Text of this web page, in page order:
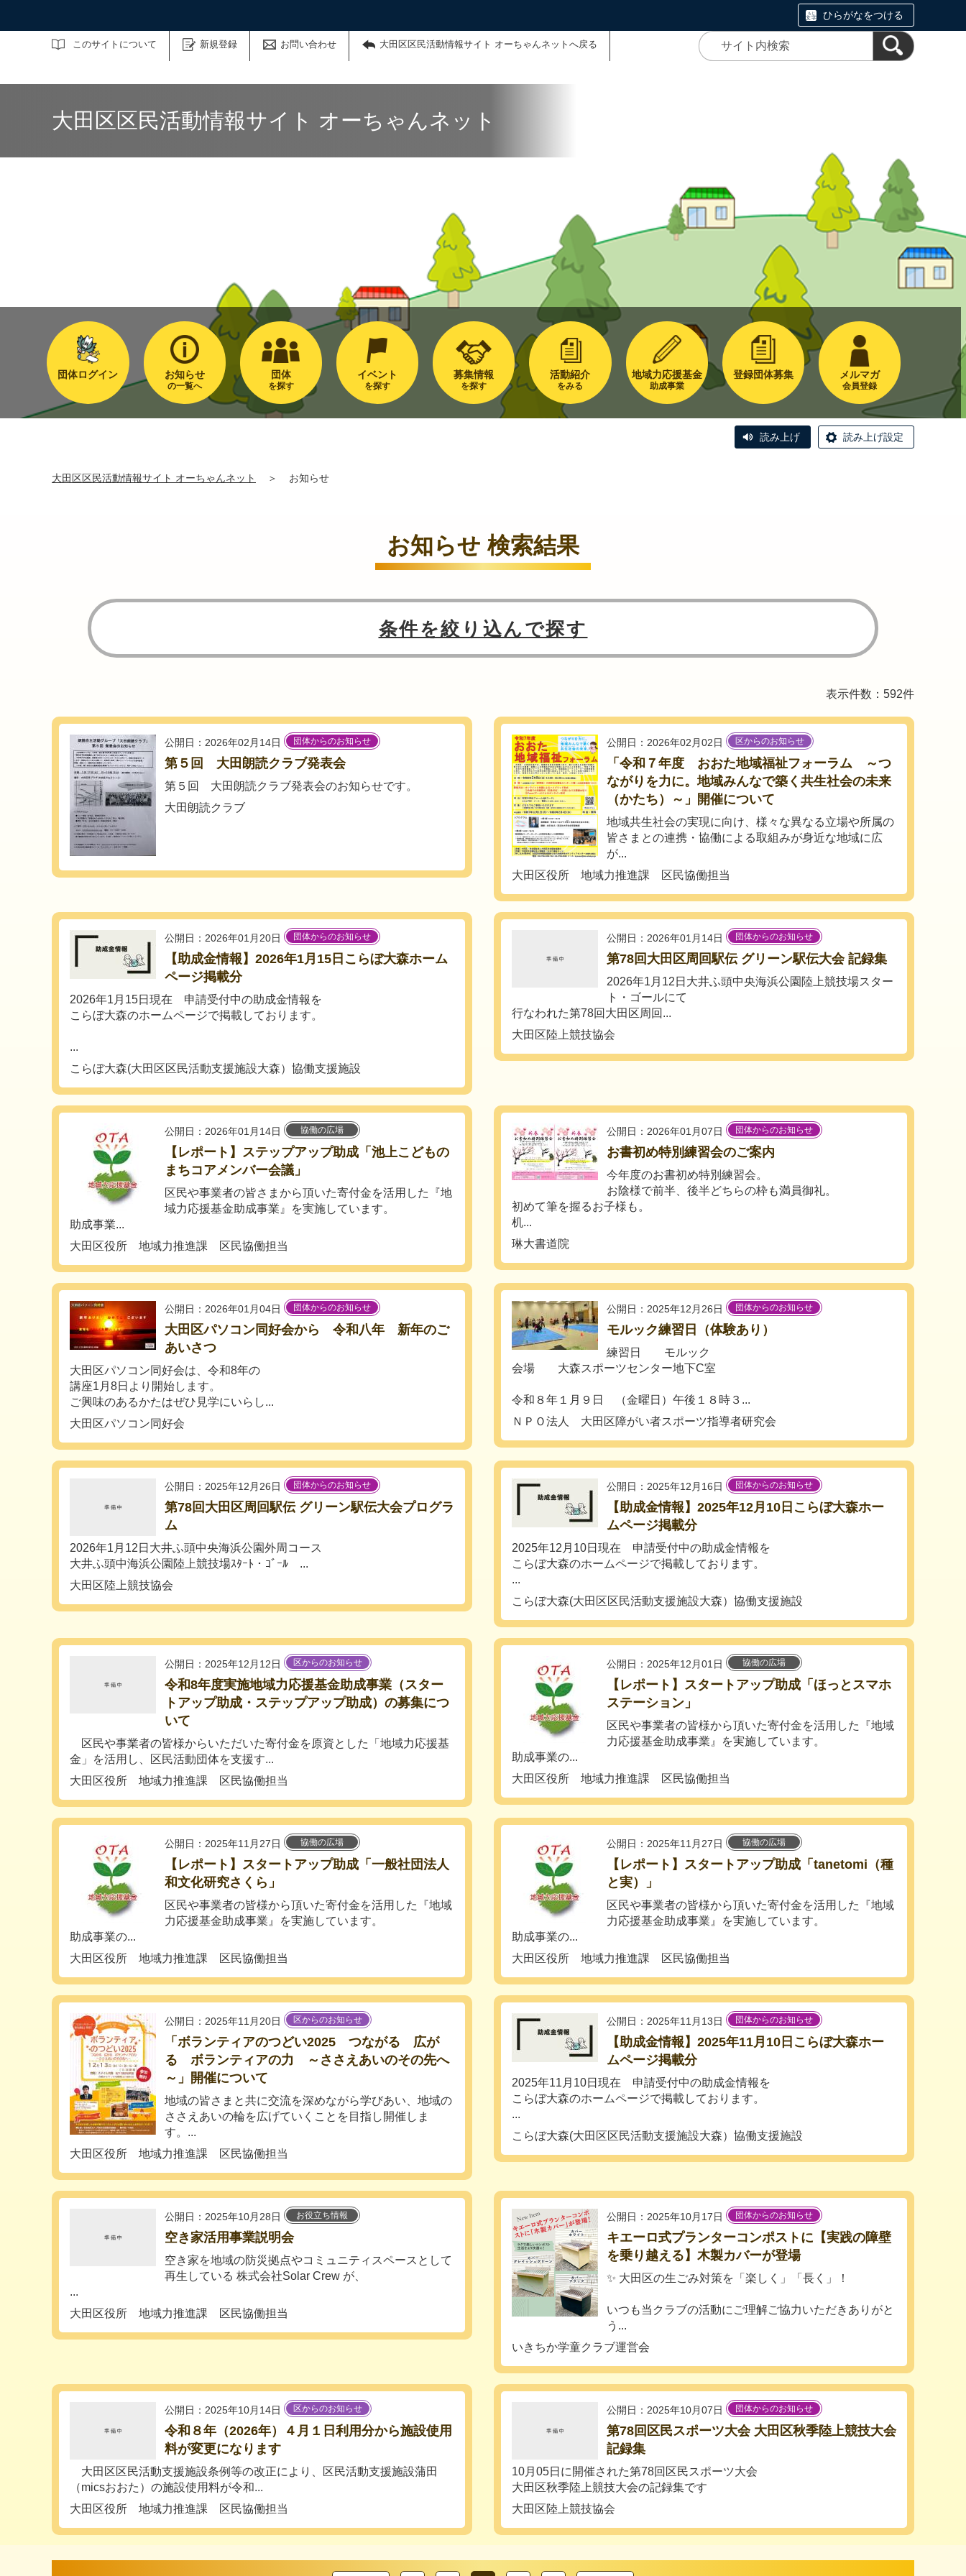
ひらがなをつける
このサイトについて 新規登録 お問い合わせ 大田区区民活動情報サイト オーちゃんネットへ戻る
サイト内検索
大田区区民活動情報サイト オーちゃんネット
団体ログイン お知らせ
の一覧へ
団体
を探す
イベント
を探す
募集情報
を探す
活動紹介
をみる
地域力応援基金
助成事業
登録団体募集 メルマガ
会員登録
読み上げ 読み上げ設定
大田区区民活動情報サイト オーちゃんネット ＞ お知らせ
お知らせ 検索結果
条件を絞り込んで探す
表示件数：592件
公開日：2026年02月14日 団体からのお知らせ
第５回 大田朗読クラブ発表会
第５回 大田朗読クラブ発表会のお知らせです。
大田朗読クラブ
公開日：2026年02月02日 区からのお知らせ
「令和７年度 おおた地域福祉フォーラム ～つ
ながりを力に。地域みんなで築く共生社会の未来
（かたち）～」開催について
地域共生社会の実現に向け、様々な異なる立場や所属の
皆さまとの連携・協働による取組みが身近な地域に広
が...
大田区役所 地域力推進課 区民協働担当
公開日：2026年01月20日 団体からのお知らせ
【助成金情報】2026年1月15日こらぼ大森ホーム
ページ掲載分
2026年1月15日現在 申請受付中の助成金情報を
こらぼ大森のホームページで掲載しております。
...
こらぼ大森(大田区区民活動支援施設大森）協働支援施設
公開日：2026年01月14日 団体からのお知らせ
第78回大田区周回駅伝 グリーン駅伝大会 記録集
2026年1月12日大井ふ頭中央海浜公園陸上競技場スター
ト・ゴールにて
行なわれた第78回大田区周回...
大田区陸上競技協会
公開日：2026年01月14日 協働の広場
【レポート】ステップアップ助成「池上こどもの
まちコアメンバー会議」
区民や事業者の皆さまから頂いた寄付金を活用した『地
域力応援基金助成事業』を実施しています。
助成事業...
大田区役所 地域力推進課 区民協働担当
公開日：2026年01月07日 団体からのお知らせ
お書初め特別練習会のご案内
今年度のお書初め特別練習会。
お陰様で前半、後半どちらの枠も満員御礼。
初めて筆を握るお子様も。
机...
琳大書道院
公開日：2026年01月04日 団体からのお知らせ
大田区パソコン同好会から 令和八年 新年のご
あいさつ
大田区パソコン同好会は、令和8年の
講座1月8日より開始します。
ご興味のあるかたはぜひ見学にいらし...
大田区パソコン同好会
公開日：2025年12月26日 団体からのお知らせ
モルック練習日（体験あり）
練習日 モルック
会場 大森スポーツセンター地下C室
令和８年１月９日 （金曜日）午後１８時３...
ＮＰＯ法人 大田区障がい者スポーツ指導者研究会
公開日：2025年12月26日 団体からのお知らせ
第78回大田区周回駅伝 グリーン駅伝大会プログラ
ム
2026年1月12日大井ふ頭中央海浜公園外周コース
大井ふ頭中海浜公園陸上競技場ｽﾀｰﾄ・ｺﾞｰﾙ ...
大田区陸上競技協会
公開日：2025年12月16日 団体からのお知らせ
【助成金情報】2025年12月10日こらぼ大森ホー
ムページ掲載分
2025年12月10日現在 申請受付中の助成金情報を
こらぼ大森のホームページで掲載しております。
...
こらぼ大森(大田区区民活動支援施設大森）協働支援施設
公開日：2025年12月12日 区からのお知らせ
令和8年度実施地域力応援基金助成事業（スター
トアップ助成・ステップアップ助成）の募集につ
いて
区民や事業者の皆様からいただいた寄付金を原資とした「地域力応援基
金」を活用し、区民活動団体を支援す...
大田区役所 地域力推進課 区民協働担当
公開日：2025年12月01日 協働の広場
【レポート】スタートアップ助成「ほっとスマホ
ステーション」
区民や事業者の皆様から頂いた寄付金を活用した『地域
力応援基金助成事業』を実施しています。
助成事業の...
大田区役所 地域力推進課 区民協働担当
公開日：2025年11月27日 協働の広場
【レポート】スタートアップ助成「一般社団法人
和文化研究さくら」
区民や事業者の皆様から頂いた寄付金を活用した『地域
力応援基金助成事業』を実施しています。
助成事業の...
大田区役所 地域力推進課 区民協働担当
公開日：2025年11月27日 協働の広場
【レポート】スタートアップ助成「tanetomi（種
と実）」
区民や事業者の皆様から頂いた寄付金を活用した『地域
力応援基金助成事業』を実施しています。
助成事業の...
大田区役所 地域力推進課 区民協働担当
公開日：2025年11月20日 区からのお知らせ
「ボランティアのつどい2025 つながる 広が
る ボランティアの力 ～ささえあいのその先へ
～」開催について
地域の皆さまと共に交流を深めながら学びあい、地域の
ささえあいの輪を広げていくことを目指し開催しま
す。...
大田区役所 地域力推進課 区民協働担当
公開日：2025年11月13日 団体からのお知らせ
【助成金情報】2025年11月10日こらぼ大森ホー
ムページ掲載分
2025年11月10日現在 申請受付中の助成金情報を
こらぼ大森のホームページで掲載しております。
...
こらぼ大森(大田区区民活動支援施設大森）協働支援施設
公開日：2025年10月28日 お役立ち情報
空き家活用事業説明会
空き家を地域の防災拠点やコミュニティスペースとして
再生している 株式会社Solar Crew が、
...
大田区役所 地域力推進課 区民協働担当
公開日：2025年10月17日 団体からのお知らせ
キエーロ式プランターコンポストに【実践の障壁
を乗り越える】木製カバーが登場
✨ 大田区の生ごみ対策を「楽しく」「長く」！
いつも当クラブの活動にご理解ご協力いただきありがと
う...
いきちか学童クラブ運営会
公開日：2025年10月14日 区からのお知らせ
令和８年（2026年）４月１日利用分から施設使用
料が変更になります
大田区区民活動支援施設条例等の改正により、区民活動支援施設蒲田
（micsおおた）の施設使用料が令和...
大田区役所 地域力推進課 区民協働担当
公開日：2025年10月07日 団体からのお知らせ
第78回区民スポーツ大会 大田区秋季陸上競技大会
記録集
10月05日に開催された第78回区民スポーツ大会
大田区秋季陸上競技大会の記録集です
大田区陸上競技協会